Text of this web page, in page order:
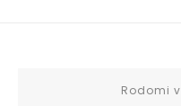
Rodomi